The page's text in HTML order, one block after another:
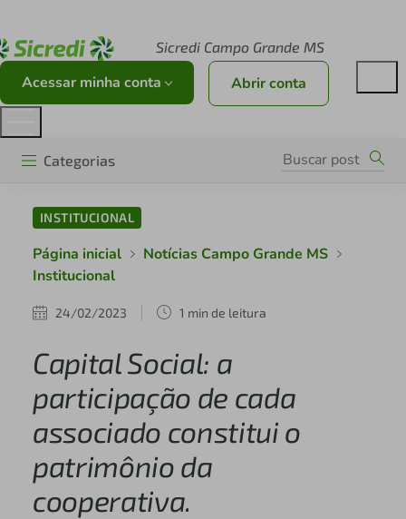
Sicredi Campo Grande MS
Acessar minha conta Abrir conta
Categorias
INSTITUCIONAL
Página inicial
Notícias Campo Grande MS
Institucional
24/02/2023 1 min de leitura
Capital Social: a
participação de cada
associado constitui o
patrimônio da
cooperativa.